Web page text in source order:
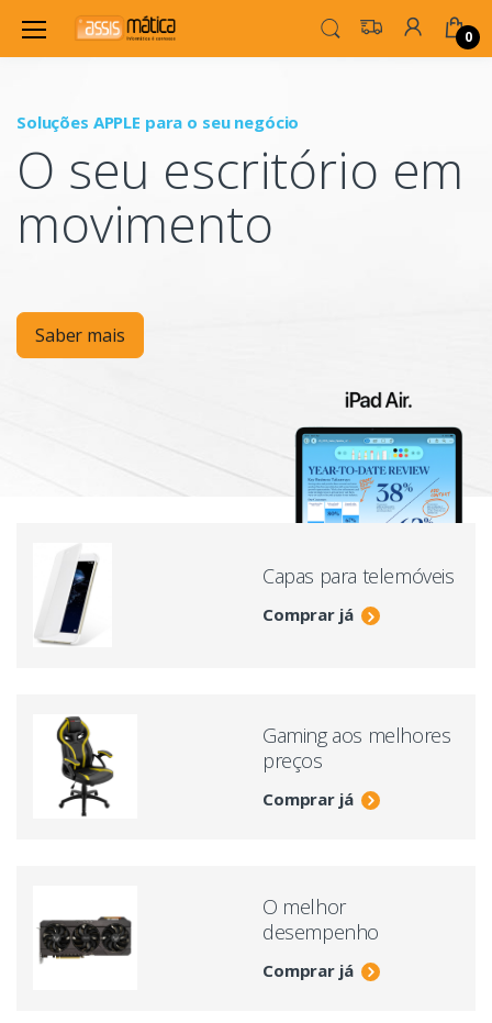
0
Soluções APPLE para o seu negócio
O seu escritório em
movimento
Saber mais
Capas para telemóveis
Comprar já
Gaming aos melhores
preços
Comprar já
O melhor
desempenho
Comprar já